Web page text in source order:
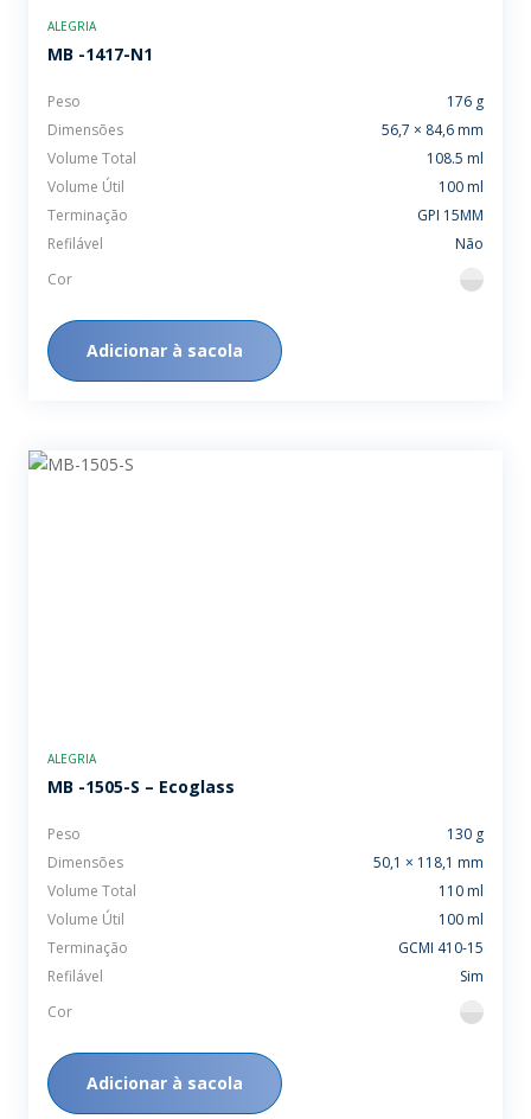
ALEGRIA
MB -1417-N1
Peso
176 g
Dimensões
56,7 × 84,6 mm
Volume Total
108.5 ml
Volume Útil
100 ml
Terminação
GPI 15MM
Refilável
Não
Cor
flint
Adicionar à sacola
ALEGRIA
MB -1505-S – Ecoglass
Peso
130 g
Dimensões
50,1 × 118,1 mm
Volume Total
110 ml
Volume Útil
100 ml
Terminação
GCMI 410-15
Refilável
Sim
Cor
flint
Adicionar à sacola